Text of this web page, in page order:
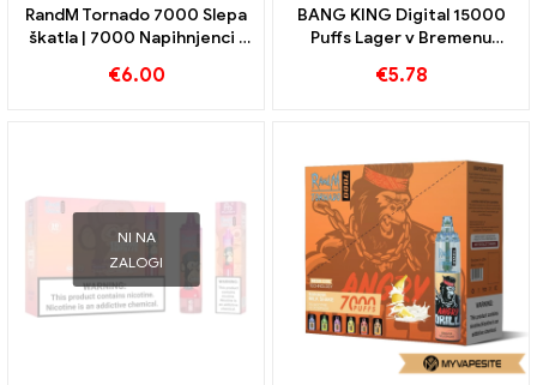
RandM Tornado 7000 Slepa
škatla | 7000 Napihnjenci |
€6.00
BANG KING Digital 15000
Puffs Lager v Bremenu
treninga
€5.78
NI NA
ZALOGI